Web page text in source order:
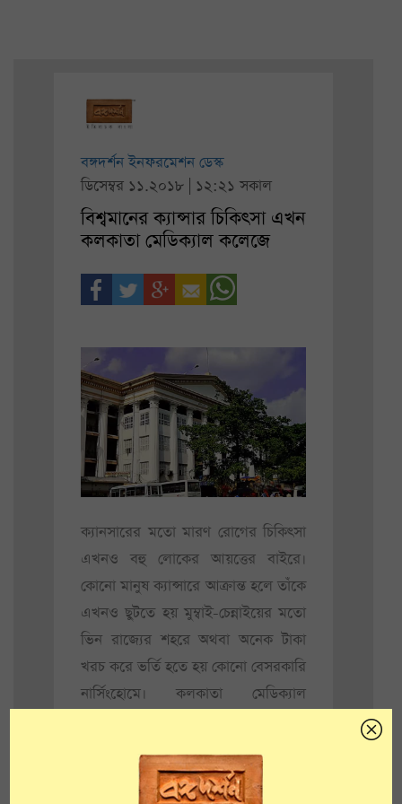
বঙ্গদর্শন ইনফরমেশন ডেস্ক
ডিসেম্বর ১১.২০১৮ | ১২:২১ সকাল
বিশ্বমানের ক্যান্সার চিকিৎসা এখন
কলকাতা মেডিক্যাল কলেজে
ক্যানসারের মতো মারণ রোগের চিকিৎসা
এখনও বহু লোকের আয়ত্তের বাইরে।
কোনো মানুষ ক্যান্সারে আক্রান্ত হলে তাঁকে
এখনও ছুটতে হয় মুম্বাই-চেন্নাইয়ের মতো
ভিন রাজ্যের শহরে অথবা অনেক টাকা
খরচ করে ভর্তি হতে হয় কোনো বেসরকারি
নার্সিংহোমে। কলকাতা মেডিক্যাল
শনিবার থেকে বিশ্বমানের ক্যান্সার